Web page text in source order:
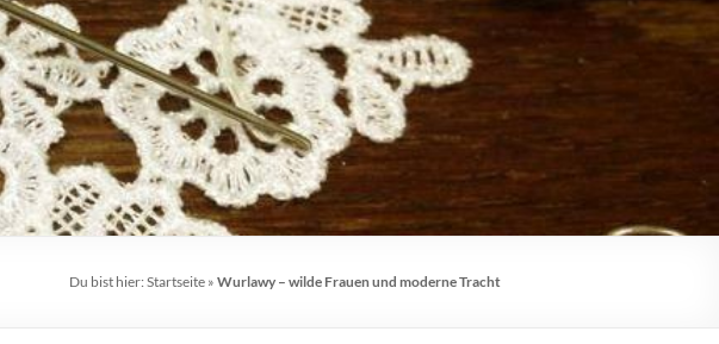
Du bist hier: Startseite » Wurlawy – wilde Frauen und moderne Tracht